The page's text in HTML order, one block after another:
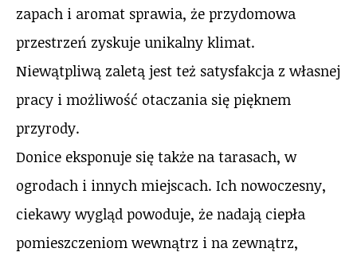
zapach i aromat sprawia, że przydomowa
przestrzeń zyskuje unikalny klimat.
Niewątpliwą zaletą jest też satysfakcja z własnej
pracy i możliwość otaczania się pięknem
przyrody.
Donice eksponuje się także na tarasach, w
ogrodach i innych miejscach. Ich nowoczesny,
ciekawy wygląd powoduje, że nadają ciepła
pomieszczeniom wewnątrz i na zewnątrz,